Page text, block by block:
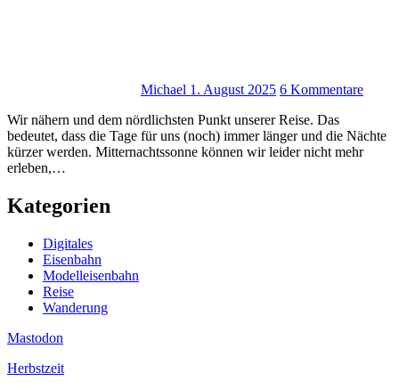
Michael 1. August 2025 6 Kommentare
Wir nähern und dem nördlichsten Punkt unserer Reise. Das
bedeutet, dass die Tage für uns (noch) immer länger und die Nächte
kürzer werden. Mitternachtssonne können wir leider nicht mehr
erleben,…
Kategorien
Digitales
Eisenbahn
Modelleisenbahn
Reise
Wanderung
Mastodon
Herbstzeit